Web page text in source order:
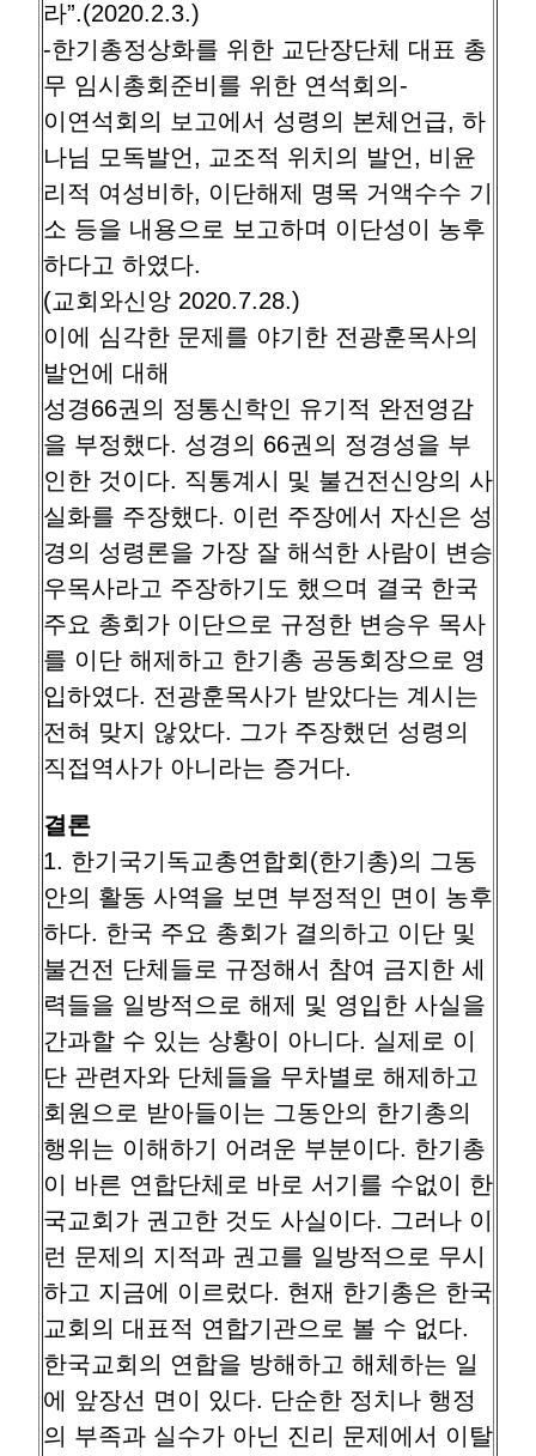
라”.(2020.2.3.)
-한기총정상화를 위한 교단장단체 대표 총
무 임시총회준비를 위한 연석회의-
이연석회의 보고에서 성령의 본체언급, 하
나님 모독발언, 교조적 위치의 발언, 비윤
리적 여성비하, 이단해제 명목 거액수수 기
소 등을 내용으로 보고하며 이단성이 농후
하다고 하였다.
(교회와신앙 2020.7.28.)
이에 심각한 문제를 야기한 전광훈목사의
발언에 대해
성경66권의 정통신학인 유기적 완전영감
을 부정했다. 성경의 66권의 정경성을 부
인한 것이다. 직통계시 및 불건전신앙의 사
실화를 주장했다. 이런 주장에서 자신은 성
경의 성령론을 가장 잘 해석한 사람이 변승
우목사라고 주장하기도 했으며 결국 한국
주요 총회가 이단으로 규정한 변승우 목사
를 이단 해제하고 한기총 공동회장으로 영
입하였다. 전광훈목사가 받았다는 계시는
전혀 맞지 않았다. 그가 주장했던 성령의
직접역사가 아니라는 증거다.
결론
1. 한기국기독교총연합회(한기총)의 그동
안의 활동 사역을 보면 부정적인 면이 농후
하다. 한국 주요 총회가 결의하고 이단 및
불건전 단체들로 규정해서 참여 금지한 세
력들을 일방적으로 해제 및 영입한 사실을
간과할 수 있는 상황이 아니다. 실제로 이
단 관련자와 단체들을 무차별로 해제하고
회원으로 받아들이는 그동안의 한기총의
행위는 이해하기 어려운 부분이다. 한기총
이 바른 연합단체로 바로 서기를 수없이 한
국교회가 권고한 것도 사실이다. 그러나 이
런 문제의 지적과 권고를 일방적으로 무시
하고 지금에 이르렀다. 현재 한기총은 한국
교회의 대표적 연합기관으로 볼 수 없다.
한국교회의 연합을 방해하고 해체하는 일
에 앞장선 면이 있다. 단순한 정치나 행정
의 부족과 실수가 아닌 진리 문제에서 이탈